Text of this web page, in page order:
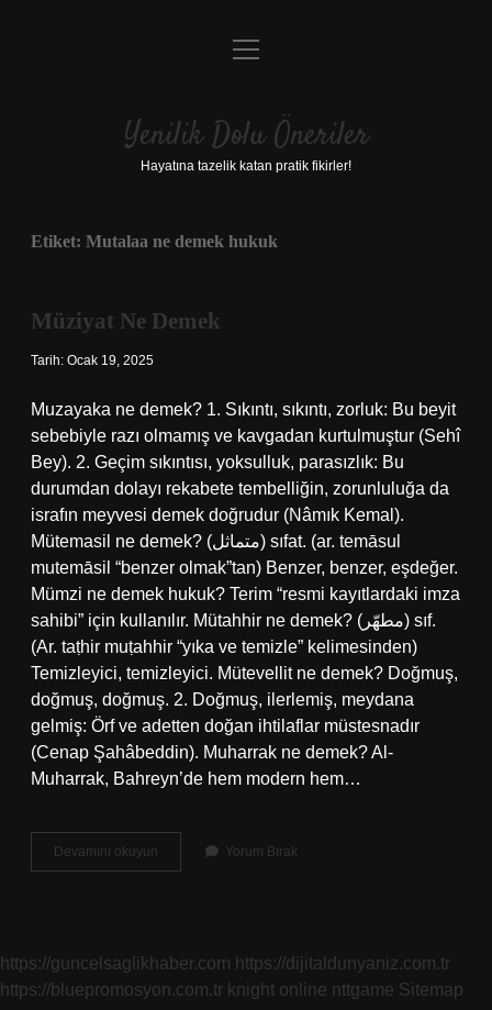
Anasayfa
Yasal Uyarı
menüyü
Yenilik Dolu Öneriler
Hayatına tazelik katan pratik fikirler!
Etiket: Mutalaa ne demek hukuk
Müziyat Ne Demek
Tarih: Ocak 19, 2025
Muzayaka ne demek? 1. Sıkıntı, sıkıntı, zorluk: Bu beyit
sebebiyle razı olmamış ve kavgadan kurtulmuştur (Sehî
Bey). 2. Geçim sıkıntısı, yoksulluk, parasızlık: Bu
durumdan dolayı rekabete tembelliğin, zorunluluğa da
israfın meyvesi demek doğrudur (Nâmık Kemal).
Mütemasil ne demek? (ﻣﺘﻤﺎﺛﻞ) sıfat. (ar. temāѕul
mutemāѕil “benzer olmak”tan) Benzer, benzer, eşdeğer.
Mümzi ne demek hukuk? Terim “resmi kayıtlardaki imza
sahibi” için kullanılır. Mütahhir ne demek? (ﻣﻄﻬّﺮ) sıf.
(Ar. taṭhіr muṭahhir “yıka ve temizle” kelimesinden)
Temizleyici, temizleyici. Mütevellit ne demek? Doğmuş,
doğmuş, doğmuş. 2. Doğmuş, ilerlemiş, meydana
gelmiş: Örf ve adetten doğan ihtilaflar müstesnadır
(Cenap Şahâbeddin). Muharrak ne demek? Al-
Muharrak, Bahreyn’de hem modern hem…
Devamını okuyun
Ne
Yorum Bırak
https://guncelsaglikhaber.com https://dijitaldunyaniz.com.tr
https://bluepromosyon.com.tr knight online nttgame Sitemap